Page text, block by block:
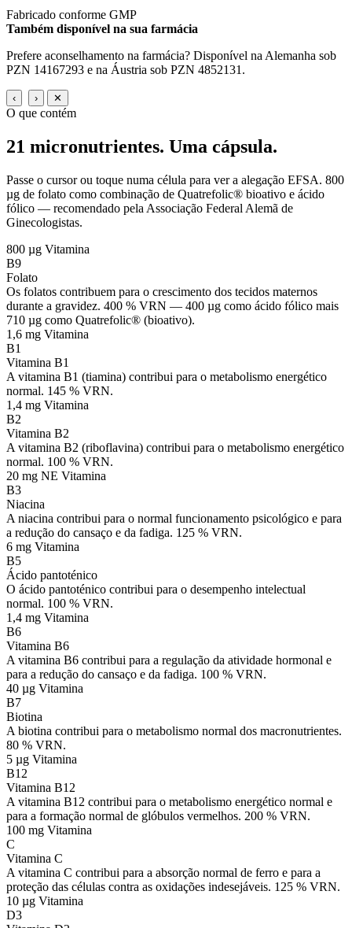
Fabricado conforme GMP
Também disponível na sua farmácia
Prefere aconselhamento na farmácia? Disponível na Alemanha sob
PZN 14167293 e na Áustria sob PZN 4852131.
‹ › ✕
O que contém
21 micronutrientes. Uma cápsula.
Passe o cursor ou toque numa célula para ver a alegação EFSA. 800
µg de folato como combinação de Quatrefolic® bioativo e ácido
fólico — recomendado pela Associação Federal Alemã de
Ginecologistas.
800 µg Vitamina
B9
Folato
Os folatos contribuem para o crescimento dos tecidos maternos
durante a gravidez. 400 % VRN — 400 µg como ácido fólico mais
710 µg como Quatrefolic® (bioativo).
1,6 mg Vitamina
B1
Vitamina B1
A vitamina B1 (tiamina) contribui para o metabolismo energético
normal. 145 % VRN.
1,4 mg Vitamina
B2
Vitamina B2
A vitamina B2 (riboflavina) contribui para o metabolismo energético
normal. 100 % VRN.
20 mg NE Vitamina
B3
Niacina
A niacina contribui para o normal funcionamento psicológico e para
a redução do cansaço e da fadiga. 125 % VRN.
6 mg Vitamina
B5
Ácido pantoténico
O ácido pantoténico contribui para o desempenho intelectual
normal. 100 % VRN.
1,4 mg Vitamina
B6
Vitamina B6
A vitamina B6 contribui para a regulação da atividade hormonal e
para a redução do cansaço e da fadiga. 100 % VRN.
40 µg Vitamina
B7
Biotina
A biotina contribui para o metabolismo normal dos macronutrientes.
80 % VRN.
5 µg Vitamina
B12
Vitamina B12
A vitamina B12 contribui para o metabolismo energético normal e
para a formação normal de glóbulos vermelhos. 200 % VRN.
100 mg Vitamina
C
Vitamina C
A vitamina C contribui para a absorção normal de ferro e para a
proteção das células contra as oxidações indesejáveis. 125 % VRN.
10 µg Vitamina
D3